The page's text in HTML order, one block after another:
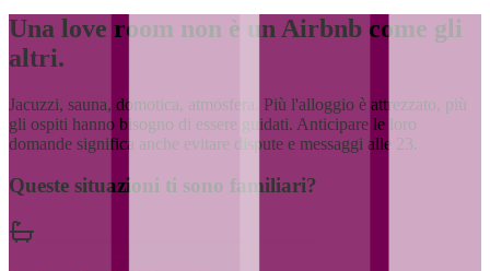
Una love room non è un Airbnb come gli
altri.
Jacuzzi, sauna, domotica, atmosfera. Più l'alloggio è attrezzato, più
gli ospiti hanno bisogno di essere guidati. Anticipare le loro
domande significa anche evitare dispute e messaggi alle 23.
Queste situazioni ti sono familiari?